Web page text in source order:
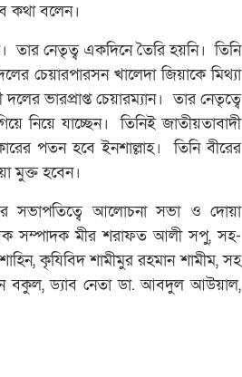
কথা বলেন।
তার নেতৃত্ব একদিনে তৈরি হয়নি। তিনি
চেয়ারপারসন খালেদা জিয়াকে মিথ্যা
ভারপ্রাপ্ত চেয়ারম্যান। তার নেতৃত্বে
নিয়ে যাচ্ছেন। তিনিই জাতীয়তাবাদী
পতন হবে ইনশাল্লাহ। তিনি বীরের
মুক্ত হবেন।
সভাপতিত্বে আলোচনা সভা ও দোয়া
সম্পাদক মীর শরাফত আলী সপু, সহ-
কৃযিবিদ শামীমুর রহমান শামীম, সহ
বকুল, ড্যাব নেতা ডা. আবদুল আউয়াল,